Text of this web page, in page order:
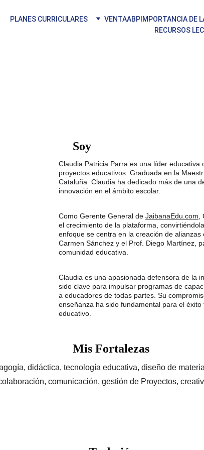
PLANES CURRICULARES VENTAABPIMPORTANCIA DE
RECURSOS
Claudia Patricia Parra es una líder
proyectos educativos. Graduada en la
Cataluña  Claudia ha dedicado más de una
innovación en el ámbito escolar.
Como Gerente General de JaibanaEdu.com
el crecimiento de la plataforma,
enfoque se centra en la creación de
Carmen Sánchez y el Prof. Diego Martínez,
comunidad educativa.
Claudia es una apasionada defensora de la
sido clave para impulsar programas de
a educadores de todas partes. Su
enseñanza ha sido fundamental para el
educativo.
Soy
didáctica, tecnología educativa, diseño de
comunicación, gestión de Proyectos,
Mis Fortalezas